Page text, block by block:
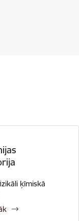
ķīmiskā